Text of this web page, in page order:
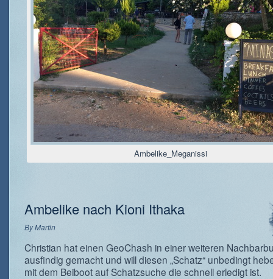
Ambelike_Meganissi
Ambelike nach Kioni Ithaka
ByMartin
Christian hat einen GeoChash in einer weiteren
ausfindig gemacht und will diesen „Schatz“ unbedingt
mit dem Beiboot auf Schatzsuche die schnell erledigt ist.